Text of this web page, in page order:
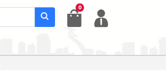
0